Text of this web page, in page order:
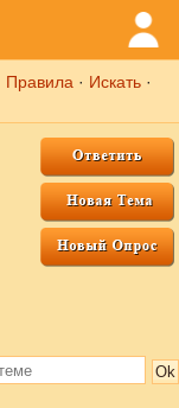
Правила · Искать ·